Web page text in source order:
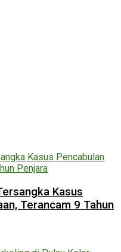
Kasus
Terancam 9 Tahun